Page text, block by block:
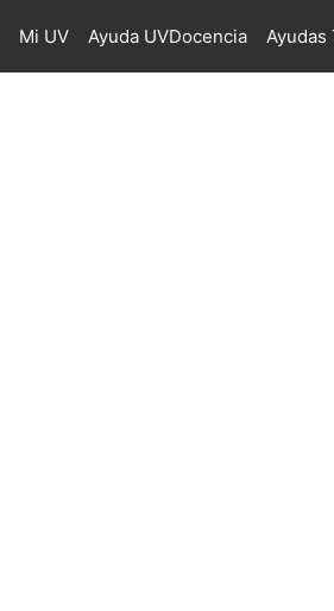
Mi UV Ayuda UVDocencia Ayudas